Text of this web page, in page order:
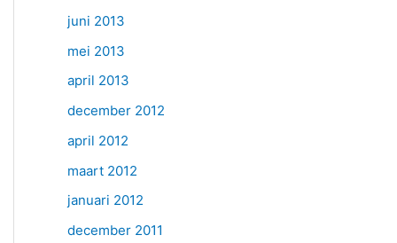
juni 2013
mei 2013
april 2013
december 2012
april 2012
maart 2012
januari 2012
december 2011